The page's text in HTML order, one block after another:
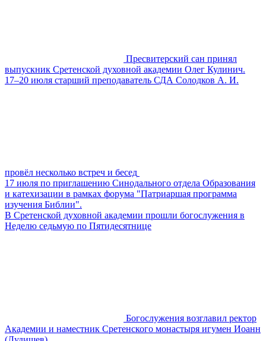
Пресвитерский сан принял
выпускник Сретенской духовной академии Олег Кулинич.
17–20 июля старший преподаватель СДА Солодков А. И.
провёл несколько встреч и бесед
17 июля по приглашению Синодального отдела Образования
и катехизации в рамках форума "Патриаршая программа
изучения Библии".
В Сретенской духовной академии прошли богослужения в
Неделю седьмую по Пятидесятнице
Богослужения возглавил ректор
Академии и наместник Сретенского монастыря игумен Иоанн